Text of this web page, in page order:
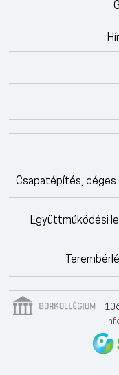
Csapatépítés, céges
Együttműködési